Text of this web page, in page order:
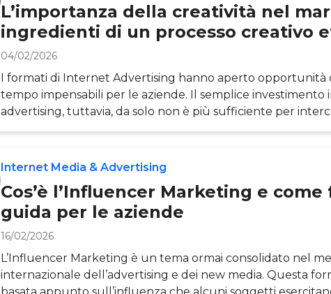
L’importanza della creatività nel
ingredienti di un processo creativo
04/02/2026
I formati di Internet Advertising hanno aperto opportunità
tempo impensabili per le aziende. Il semplice investimento
advertising, tuttavia, da solo non è più sufficiente per
utente. Per distinguersi all’interno del “mare magnum”
creativo vero e proprio. Un processo di definizione,
Internet Media & Advertising
Cos’è l’Influencer Marketing e
guida per le aziende
16/02/2026
L’Influencer Marketing è un tema ormai consolidato nel
internazionale dell’advertising e dei new media. Questa